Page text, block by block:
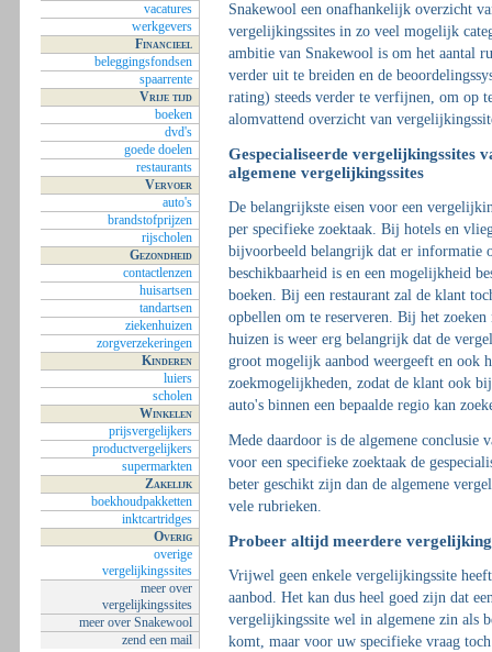
Snakewool een onafhankelijk overzicht
vergelijkingssites in zo veel mogelijk
ambitie van Snakewool is om het aantal
verder uit te breiden en de
rating) steeds verder te verfijnen, om op
alomvattend overzicht van
Gespecialiseerde vergelijkingssites
algemene vergelijkingssites
De belangrijkste eisen voor een
per specifieke zoektaak. Bij hotels en
bijvoorbeeld belangrijk dat er informatie
beschikbaarheid is en een mogelijkheid
boeken. Bij een restaurant zal de klant
opbellen om te reserveren. Bij het zoeken
huizen is weer erg belangrijk dat de
groot mogelijk aanbod weergeeft en ook
zoekmogelijkheden, zodat de klant ook
auto's binnen een bepaalde regio kan
Mede daardoor is de algemene conclusie
voor een specifieke zoektaak de
beter geschikt zijn dan de algemene
vele rubrieken.
Probeer altijd meerdere
Vrijwel geen enkele vergelijkingssite
aanbod. Het kan dus heel goed zijn dat
vergelijkingssite wel in algemene zin als
komt, maar voor uw specifieke vraag
vacatures
werkgevers
Financieel
beleggingsfondsen
spaarrente
Vrije tijd
boeken
dvd's
goede doelen
restaurants
Vervoer
auto's
brandstofprijzen
rijscholen
Gezondheid
contactlenzen
huisartsen
tandartsen
ziekenhuizen
zorgverzekeringen
Kinderen
luiers
scholen
Winkelen
prijsvergelijkers
productvergelijkers
supermarkten
Zakelijk
boekhoudpakketten
inktcartridges
Overig
overige
vergelijkingssites
meer over
vergelijkingssites
meer over Snakewool
zend een mail